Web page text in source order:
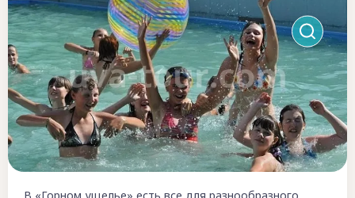
В «Горном ущелье» есть все для разнообразного